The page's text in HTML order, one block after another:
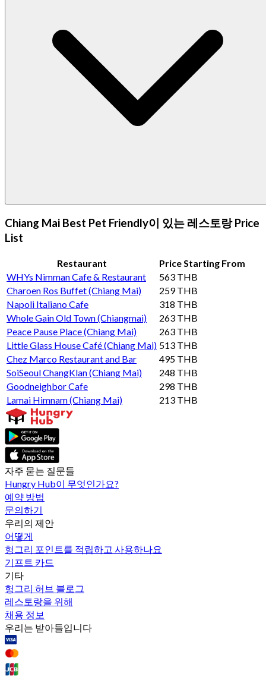
Chiang Mai Best Pet Friendly이 있는 레스토랑 Price
List
Restaurant
Price Starting From
WHYs Nimman Cafe & Restaurant
563 THB
Charoen Ros Buffet (Chiang Mai)
259 THB
Napoli Italiano Cafe
318 THB
Whole Gain Old Town (Chiangmai)
263 THB
Peace Pause Place (Chiang Mai)
263 THB
Little Glass House Café (Chiang Mai) 513 THB
Chez Marco Restaurant and Bar
495 THB
SoiSeoul ChangKlan (Chiang Mai)
248 THB
Goodneighbor Cafe
298 THB
Lamai Himnam (Chiang Mai)
213 THB
자주 묻는 질문들
Hungry Hub이 무엇인가요?
예약 방법
문의하기
우리의 제안
어떻게
헝그리 포인트를 적립하고 사용하나요
기프트 카드
기타
헝그리 허브 블로그
레스토랑을 위해
채용 정보
우리는 받아들입니다